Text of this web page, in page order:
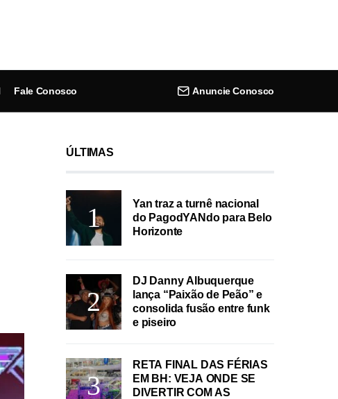
Fale Conosco Anuncie Conosco
ÚLTIMAS
Yan traz a turnê nacional
do PagodYANdo para Belo
Horizonte
DJ Danny Albuquerque
lança “Paixão de Peão” e
consolida fusão entre funk
e piseiro
RETA FINAL DAS FÉRIAS
EM BH: VEJA ONDE SE
DIVERTIR COM AS